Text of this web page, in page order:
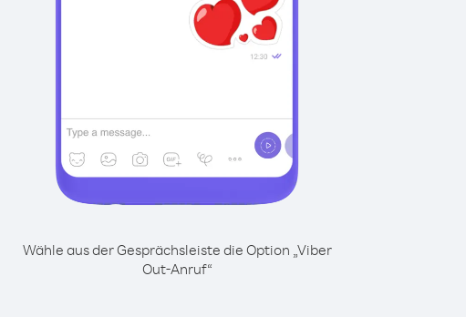
Wähle aus der Gesprächsleiste die Option „Viber
Out-Anruf“